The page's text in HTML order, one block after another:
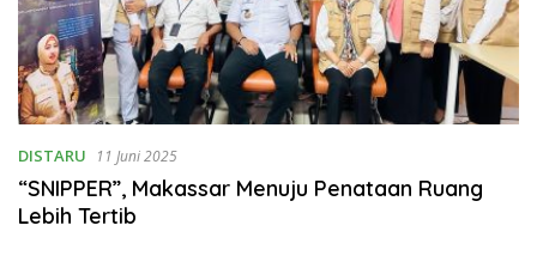
DISTARU 11 Juni 2025
“SNIPPER”, Makassar Menuju Penataan Ruang
Lebih Tertib